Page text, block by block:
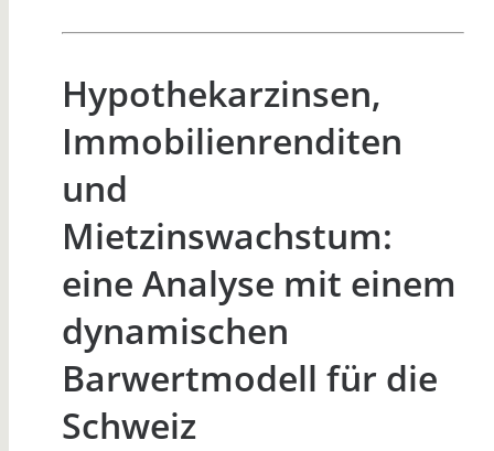
Hypothekarzinsen,
Immobilienrenditen
und
Mietzinswachstum:
eine Analyse mit einem
dynamischen
Barwertmodell für die
Schweiz